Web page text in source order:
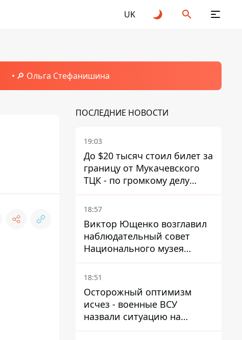
UK
🔎 Ольга Стефанишина
ПОСЛЕДНИЕ НОВОСТИ
19:03
До $20 тысяч стоил билет за
границу от Мукачевского
ТЦК - по громкому делу
первые подозрения
получили двое бывших
18:57
Виктор Ющенко возглавил
наблюдательный совет
Национального музея
Голодомора-геноцида – что
известно о должности
18:51
Осторожный оптимизм
исчез - военные ВСУ
назвали ситуацию на
фронте более сложной - Bild